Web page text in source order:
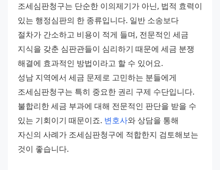
조세심판청구는 단순한 이의제기가 아닌, 법적 효력이
있는 행정심판의 한 종류입니다. 일반 소송보다
절차가 간소하고 비용이 적게 들며, 전문적인 세금
지식을 갖춘 심판관들이 심리하기 때문에 세금 분쟁
해결에 효과적인 방법이라고 할 수 있어요.
성남 지역에서 세금 문제로 고민하는 분들에게
조세심판청구는 특히 중요한 권리 구제 수단입니다.
불합리한 세금 부과에 대해 전문적인 판단을 받을 수
있는 기회이기 때문이죠. 변호사와 상담을 통해
자신의 사례가 조세심판청구에 적합한지 검토해보는
것이 좋습니다.